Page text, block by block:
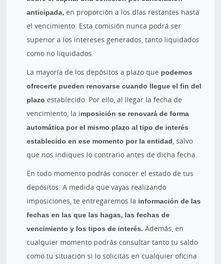
anticipada, en proporción a los días restantes hasta
el vencimiento. Esta comisión nunca podrá ser
superior a los intereses generados, tanto liquidados
como no liquidados.
La mayoría de los depósitos a plazo que podemos
ofrecerte pueden renovarse cuando llegue el fin del
plazo establecido. Por ello, al llegar la fecha de
vencimiento, la imposición se renovará de forma
automática por el mismo plazo al tipo de interés
establecido en ese momento por la entidad, salvo
que nos indiques lo contrario antes de dicha fecha.
En todo momento podrás conocer el estado de tus
depósitos. A medida que vayas realizando
imposiciones, te entregaremos la información de las
fechas en las que las hagas, las fechas de
vencimiento y los tipos de interés. Además, en
cualquier momento podrás consultar tanto tu saldo
como tu situación si lo solicitas en cualquier oficina